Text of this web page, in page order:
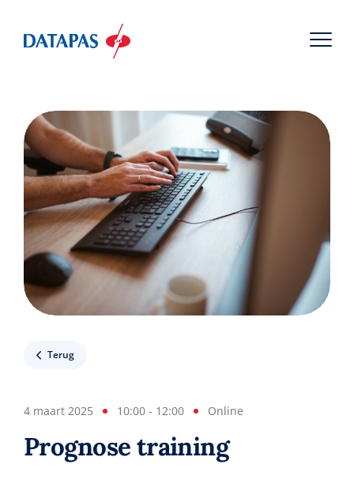
Terug
4 maart 2025 10:00 - 12:00 Online
Prognose training